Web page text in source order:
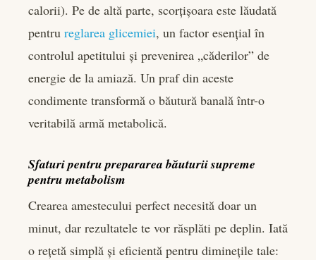
calorii). Pe de altă parte, scorțișoara este lăudată
pentru reglarea glicemiei, un factor esențial în
controlul apetitului și prevenirea „căderilor” de
energie de la amiază. Un praf din aceste
condimente transformă o băutură banală într-o
veritabilă armă metabolică.
Sfaturi pentru prepararea băuturii supreme
pentru metabolism
Crearea amestecului perfect necesită doar un
minut, dar rezultatele te vor răsplăti pe deplin. Iată
o rețetă simplă și eficientă pentru diminețile tale: